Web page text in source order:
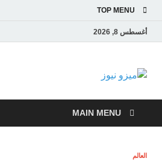
TOP MENU
أغسطس 8, 2026
ميزو نيوز
والاقتصادية
MAIN MENU
العالم